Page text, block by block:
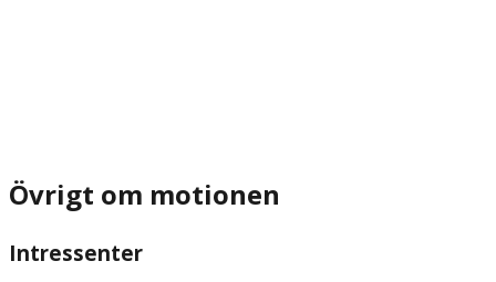
Övrigt om motionen
Intressenter